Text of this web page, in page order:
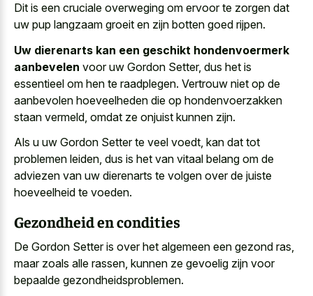
Dit is een cruciale overweging om ervoor te zorgen dat
uw pup langzaam groeit en zijn botten goed rijpen.
Uw dierenarts kan een geschikt hondenvoermerk
aanbevelen voor uw Gordon Setter, dus het is
essentieel om hen te raadplegen. Vertrouw niet op de
aanbevolen hoeveelheden die op hondenvoerzakken
staan vermeld , omdat ze onjuist kunnen zijn.
Als u uw Gordon Setter te veel voedt, kan dat tot
problemen leiden, dus is het van vitaal belang om de
adviezen van uw dierenarts te volgen over de juiste
hoeveelheid te voeden.
Gezondheid en condities
De Gordon Setter is over het algemeen een gezond ras,
maar zoals alle rassen, kunnen ze gevoelig zijn voor
bepaalde gezondheidsproblemen.